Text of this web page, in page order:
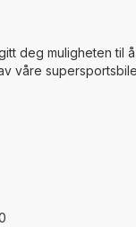
deg muligheten til
våre